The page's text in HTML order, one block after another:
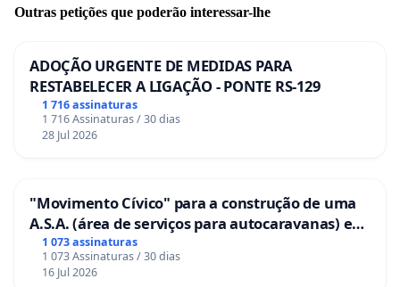
Outras petições que poderão interessar-lhe
ADOÇÃO URGENTE DE MEDIDAS PARA
RESTABELECER A LIGAÇÃO - PONTE RS-129
1 716 assinaturas
1 716 Assinaturas / 30 dias
28 Jul 2026
"Movimento Cívico" para a construção de uma
A.S.A. (área de serviços para autocaravanas) em
Coimbra
1 073 assinaturas
1 073 Assinaturas / 30 dias
16 Jul 2026